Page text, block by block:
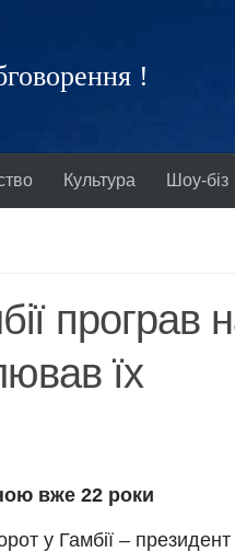
!
Культура Шоу-біз
програв
їх
вже 22 роки
у Гамбії –